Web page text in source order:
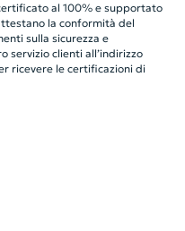
al 100% e supportato
la conformità del
sulla sicurezza e
servizio clienti all’indirizzo
ricevere le certificazioni di